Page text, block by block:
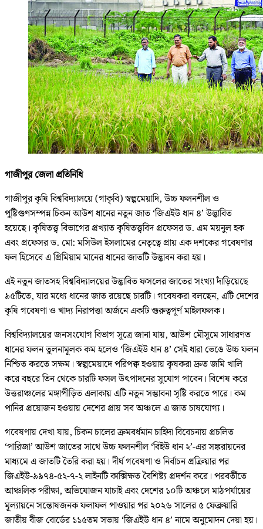
গাজীপুর জেলা প্রতিনিধি
গাজীপুর কৃষি বিশ্ববিদ্যালয়ে (গাকৃবি) স্বল্পমেয়াদি, উচ্চ ফলনশীল ও
পুষ্টিগুণসম্পন্ন চিকন আউশ ধানের নতুন জাত ‘জিএইউ ধান ৪’ উদ্ভাবিত
হয়েছে। কৃষিতত্ত্ব বিভাগের প্রখ্যাত কৃষিতত্ত্ববিদ প্রফেসর ড. এম ময়নুল হক
এবং প্রফেসর ড. মো: মসিউল ইসলামের নেতৃত্বে প্রায় এক দশকের গবেষণার
ফল হিসেবে এ প্রিমিয়াম মানের ধানের জাতটি উদ্ভাবন করা হয়।
এই নতুন জাতসহ বিশ্ববিদ্যালয়ের উদ্ভাবিত ফসলের জাতের সংখ্যা দাঁড়িয়েছে
৯৫টিতে, যার মধ্যে ধানের জাত রয়েছে চারটি। গবেষকরা বলছেন, এটি দেশের
কৃষি গবেষণা ও খাদ্য নিরাপত্তা অর্জনে একটি গুরুত্বপূর্ণ মাইলফলক।
বিশ্ববিদ্যালয়ের জনসংযোগ বিভাগ সূত্রে জানা যায়, আউশ মৌসুমে সাধারণত
ধানের ফলন তুলনামূলক কম হলেও ‘জিএইউ ধান ৪’ সেই ধারা ভেঙে উচ্চ ফলন
নিশ্চিত করতে সক্ষম। স্বল্পমেয়াদে পরিপক্ব হওয়ায় কৃষকরা দ্রুত জমি খালি
করে বছরে তিন থেকে চারটি ফসল উৎপাদনের সুযোগ পাবেন। বিশেষ করে
উত্তরাঞ্চলের মঙ্গাপীড়িত এলাকায় এটি নতুন সম্ভাবনা সৃষ্টি করতে পারে। কম
পানির প্রয়োজন হওয়ায় দেশের প্রায় সব অঞ্চলে এ জাত চাষযোগ্য।
গবেষণায় দেখা যায়, চিকন চালের ক্রমবর্ধমান চাহিদা বিবেচনায় প্রচলিত
‘পারিজা’ আউশ জাতের সাথে উচ্চ ফলনশীল ‘বিইউ ধান ২’-এর সঙ্করায়নের
মাধ্যমে এ জাতটি তৈরি করা হয়। দীর্ঘ গবেষণা ও নির্বাচন প্রক্রিয়ার পর
জিএইউ-৯৯৭৪-৫২-৭-২ লাইনটি কাক্সিক্ষত বৈশিষ্ট্য প্রদর্শন করে। পরবর্তীতে
আঞ্চলিক পরীক্ষা, অভিযোজন যাচাই এবং দেশের ১০টি অঞ্চলে মাঠপর্যায়ের
মূল্যায়নে সন্তোষজনক ফলাফল পাওয়ার পর ২০২৬ সালের ৫ ফেব্রুয়ারি
জাতীয় বীজ বোর্ডের ১১৫তম সভায় ‘জিএইউ ধান ৪’ নামে অনুমোদন দেয়া হয়।